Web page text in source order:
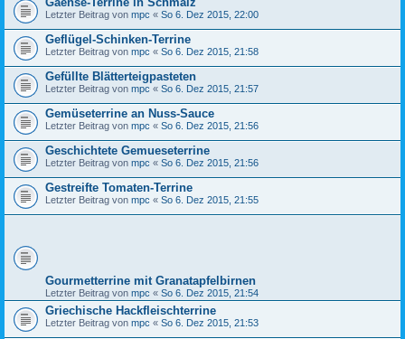
Letzter Beitrag von mpc « So 6. Dez 2015, 22:00
Geflügel-Schinken-Terrine
Letzter Beitrag von mpc « So 6. Dez 2015, 21:58
Gefüllte Blätterteigpasteten
Letzter Beitrag von mpc « So 6. Dez 2015, 21:57
Gemüseterrine an Nuss-Sauce
Letzter Beitrag von mpc « So 6. Dez 2015, 21:56
Geschichtete Gemueseterrine
Letzter Beitrag von mpc « So 6. Dez 2015, 21:56
Gestreifte Tomaten-Terrine
Letzter Beitrag von mpc « So 6. Dez 2015, 21:55
Gourmetterrine mit Granatapfelbirnen
Letzter Beitrag von mpc « So 6. Dez 2015, 21:54
Griechische Hackfleischterrine
Letzter Beitrag von mpc « So 6. Dez 2015, 21:53